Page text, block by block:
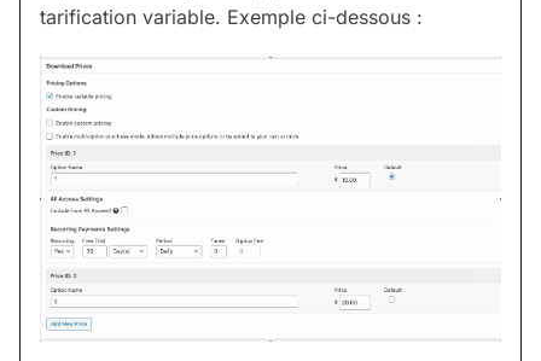
tarification variable. Exemple ci-dessous :